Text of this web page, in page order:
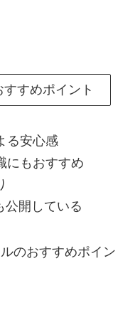
すめポイント
る安心感
にもおすすめ
公開している
のおすすめポイン